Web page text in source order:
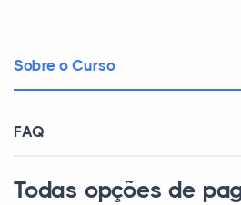
Sobre o Curso
FAQ
Todas opções de